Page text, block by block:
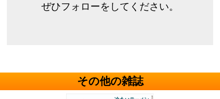
ぜひフォローをしてください。
その他の雑誌